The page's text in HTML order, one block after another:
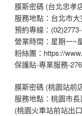
膜斯密碼 (台北忠孝
服務地點：台北市
預約專線：
營業時間：星期一~
粉絲團：https://
保護貼-專業服務-
膜斯密碼 (桃園站前
服務地點：桃園市
(桃園火車站前站出